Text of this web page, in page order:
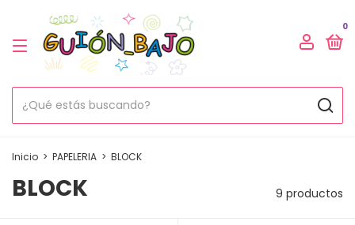
0
Inicio > PAPELERIA > BLOCK
BLOCK 9 productos